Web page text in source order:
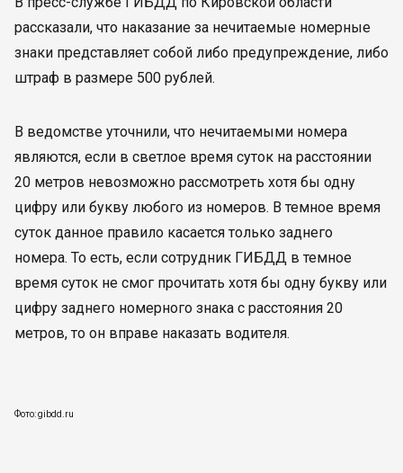
рассказали, что наказание за нечитаемые номерные
знаки представляет собой либо предупреждение, либо
штраф в размере 500 рублей.
В ведомстве уточнили, что нечитаемыми номера
являются, если в светлое время суток на расстоянии
20 метров невозможно рассмотреть хотя бы одну
цифру или букву любого из номеров. В темное время
суток данное правило касается только заднего
номера. То есть, если сотрудник ГИБДД в темное
время суток не смог прочитать хотя бы одну букву или
цифру заднего номерного знака с расстояния 20
метров, то он вправе наказать водителя.
Фото: gibdd.ru